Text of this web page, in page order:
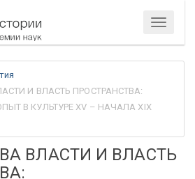
Меню
И ВЛАСТЬ ПРОСТРАНСТВА:
В КУЛЬТУРЕ XV – НАЧАЛА XIX
ВЛАСТИ И ВЛАСТЬ